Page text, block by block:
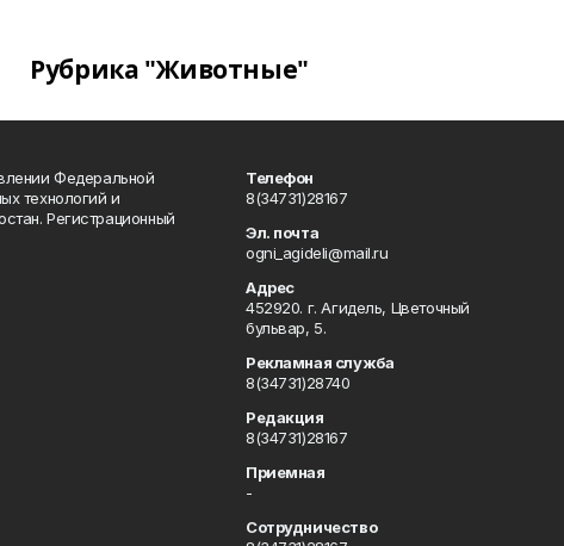
Рубрика "Животные"
Федеральной
технологий и
Регистрационный
Телефон
8(34731)28167
Эл. почта
ogni_agideli@mail.ru
Адрес
452920. г. Агидель, Цветочный
бульвар, 5.
Рекламная служба
8(34731)28740
Редакция
8(34731)28167
Приемная
-
Сотрудничество